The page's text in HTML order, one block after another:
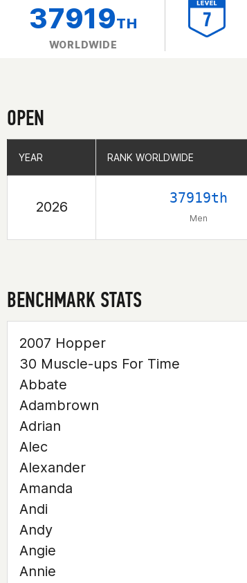
37919TH
WORLDWIDE
OPEN
YEAR RANK WORLDWIDE
2026
37919th
Men
YEAR RANK WORLDWIDE
BENCHMARK STATS
2007 Hopper
30 Muscle-ups For Time
Abbate
Adambrown
Adrian
Alec
Alexander
Amanda
Andi
Andy
Angie
Annie